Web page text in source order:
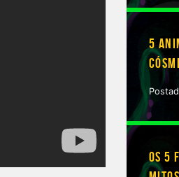
5
OS 5